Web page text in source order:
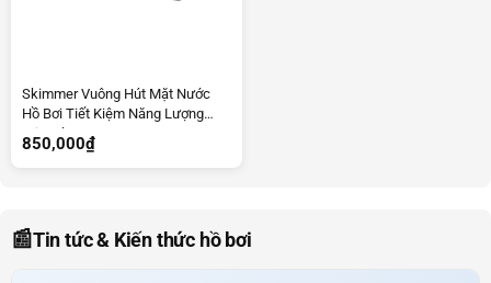
Skimmer Vuông Hút Mặt Nước
Hồ Bơi Tiết Kiệm Năng Lượng
Kripsol
850,000₫
📰Tin tức & Kiến thức hồ bơi